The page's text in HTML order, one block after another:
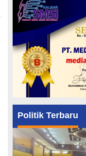
Politik Terbaru